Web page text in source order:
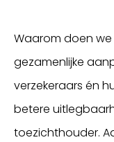
Waarom doen
gezamenlijke
verzekeraars én
betere
toezichthouder.